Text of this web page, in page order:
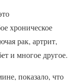
хроническое
рак, артрит,
и многое другое.
показало, что